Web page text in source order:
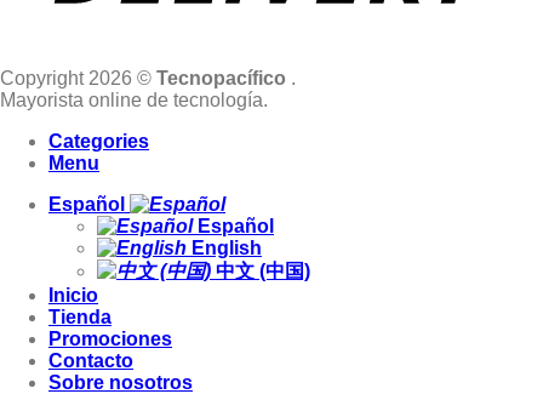
Copyright 2026 © Tecnopacífico .
Mayorista online de tecnología.
Categories
Menu
Español
Español
English
中文 (中国)
Inicio
Tienda
Promociones
Contacto
Sobre nosotros